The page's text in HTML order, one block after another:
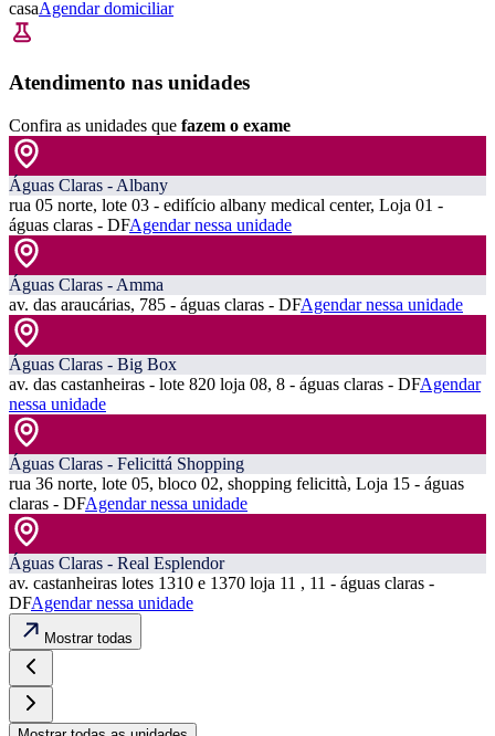
casaAgendar domiciliar
Atendimento nas unidades
Confira as unidades que fazem o exame
Águas Claras - Albany
rua 05 norte, lote 03 - edifício albany medical center, Loja 01 -
águas claras - DFAgendar nessa unidade
Águas Claras - Amma
av. das araucárias, 785 - águas claras - DFAgendar nessa unidade
Águas Claras - Big Box
av. das castanheiras - lote 820 loja 08, 8 - águas claras - DFAgendar
nessa unidade
Águas Claras - Felicittá Shopping
rua 36 norte, lote 05, bloco 02, shopping felicittà, Loja 15 - águas
claras - DFAgendar nessa unidade
Águas Claras - Real Esplendor
av. castanheiras lotes 1310 e 1370 loja 11 , 11 - águas claras -
DFAgendar nessa unidade
Mostrar todas